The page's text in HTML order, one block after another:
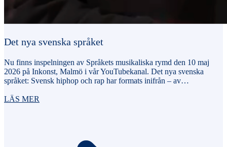
Det nya svenska språket
Nu finns inspelningen av Språkets musikaliska rymd den 10 maj
2026 på Inkonst, Malmö i vår YouTubekanal. Det nya svenska
språket: Svensk hiphop och rap har formats inifrån – av…
LÄS MER